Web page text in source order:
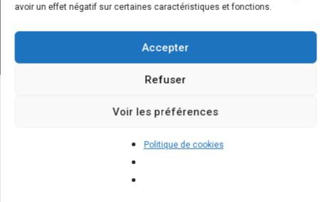
avoir un effet négatif sur certaines caractéristiques et fonctions.
Accepter
Refuser
Voir les préférences
Politique de cookies
Quelques infos sur nos centrales
solaires : questions et réponses